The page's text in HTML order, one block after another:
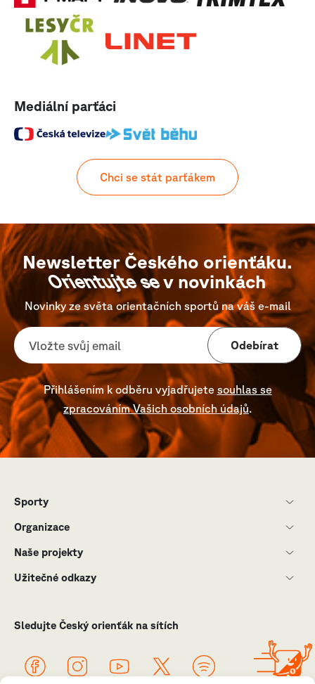
Mediální parťáci
Chci se stát parťákem
Newsletter Českého orienťáku.
Orientujte sev novinkách
Novinky ze světa orientačních sportů na váš e-mail
Odebírat
Přihlášením k odběru vyjadřujete souhlas se
zpracováním Vašich osobních údajů.
Sledujte Český orienťák na sítích
Sporty
Organizace
Naše projekty
Užitečné odkazy